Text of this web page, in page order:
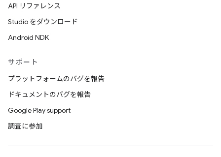
API リファレンス
Studio をダウンロード
Android NDK
サポート
プラットフォームのバグを報告
ドキュメントのバグを報告
Google Play support
調査に参加